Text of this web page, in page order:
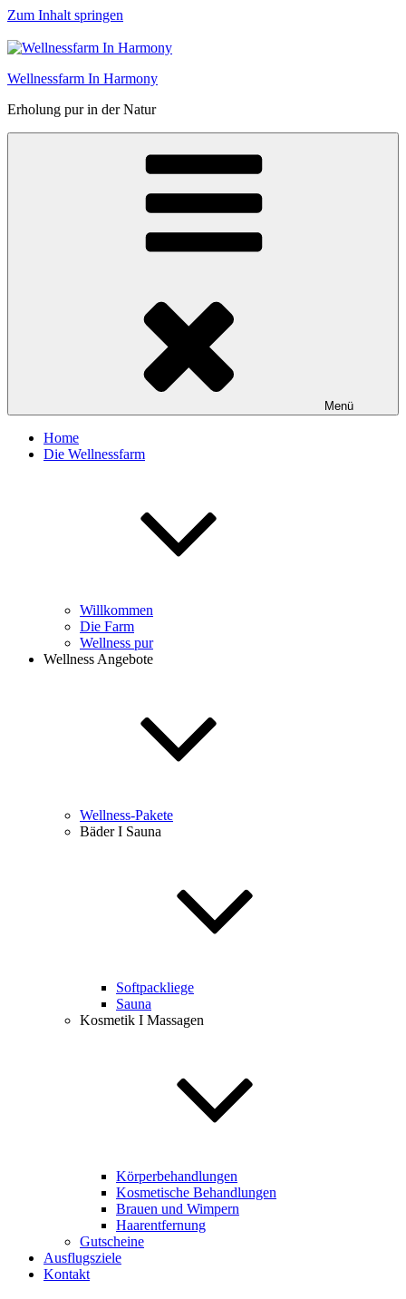
Zum Inhalt springen
Wellnessfarm In Harmony
Erholung pur in der Natur
Menü
Home
Die Wellnessfarm
Willkommen
Die Farm
Wellness pur
Wellness Angebote
Wellness-Pakete
Bäder I Sauna
Softpackliege
Sauna
Kosmetik I Massagen
Körperbehandlungen
Kosmetische Behandlungen
Brauen und Wimpern
Haarentfernung
Gutscheine
Ausflugsziele
Kontakt